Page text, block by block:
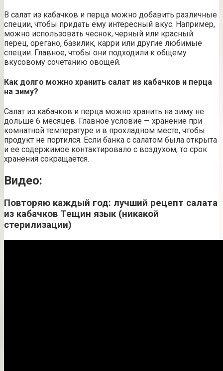
В салат из кабачков и перца можно добавить различные
специи, чтобы придать ему интересный вкус. Например,
можно использовать чеснок, черный или красный
перец, орегано, базилик, карри или другие любимые
специи. Главное, чтобы они подходили к общему
вкусовому сочетанию овощей.
Как долго можно хранить салат из кабачков и перца
на зиму?
Салат из кабачков и перца можно хранить на зиму не
дольше 6 месяцев. Главное условие — хранение при
комнатной температуре и в прохладном месте, чтобы
продукт не портился. Если банка с салатом была открыта
и ее содержимое контактировало с воздухом, то срок
хранения сокращается.
Видео:
Повторяю каждый год: лучший рецепт салата
из кабачков Тещин язык (никакой
стерилизации)